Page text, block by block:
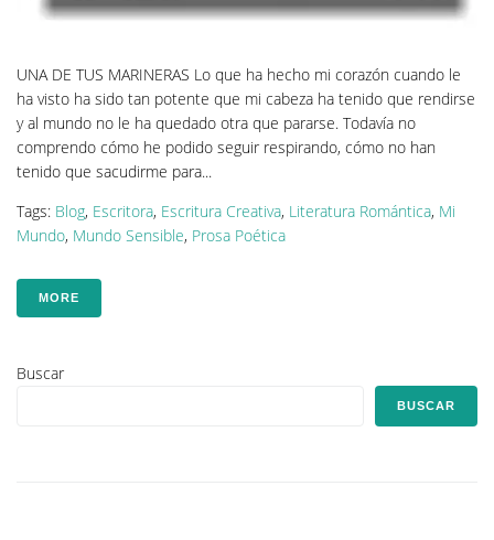
UNA DE TUS MARINERAS Lo que ha hecho mi corazón cuando le
ha visto ha sido tan potente que mi cabeza ha tenido que rendirse
y al mundo no le ha quedado otra que pararse. Todavía no
comprendo cómo he podido seguir respirando, cómo no han
tenido que sacudirme para...
Tags: Blog, Escritora, Escritura Creativa, Literatura Romántica, Mi
Mundo, Mundo Sensible, Prosa Poética
MORE
Buscar
BUSCAR